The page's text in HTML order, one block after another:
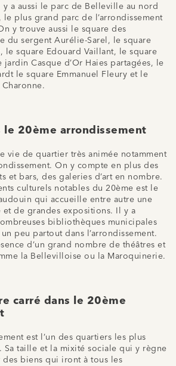
y a aussi le parc de Belleville au nord
le plus grand parc de l’arrondissement
y trouve aussi le square des
du sergent Aurélie-Sarel, le square
le square Edouard Vaillant, le square
jardin Casque d’Or Haies partagées, le
le square Emmanuel Fleury et le
le 20ème arrondissement
vie de quartier très animée notamment
On y compte en plus des
et bars, des galeries d’art en nombre.
culturels notables du 20ème est le
qui accueille entre autre une
de grandes expositions. Il y a
bibliothèques municipales
peu partout dans l’arrondissement.
d’un grand nombre de théâtres et
la Bellevilloise ou la Maroquinerie.
carré dans le 20ème
est l’un des quartiers les plus
Sa taille et la mixité sociale qui y règne
biens qui iront à tous les